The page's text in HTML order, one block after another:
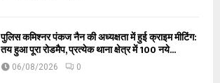
पुलिस कमिश्नर पंकज नैन की अध्यक्षता में हुई क्राइम मीटिंग:
तय हुआ पूरा रोडमैप, प्रत्येक थाना क्षेत्र में 100 नये...
06/08/2026 0